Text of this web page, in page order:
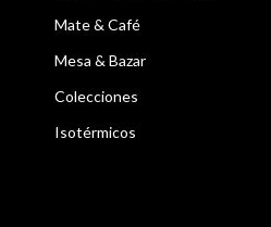
Mate & Café
Mesa & Bazar
Colecciones
Isotérmicos